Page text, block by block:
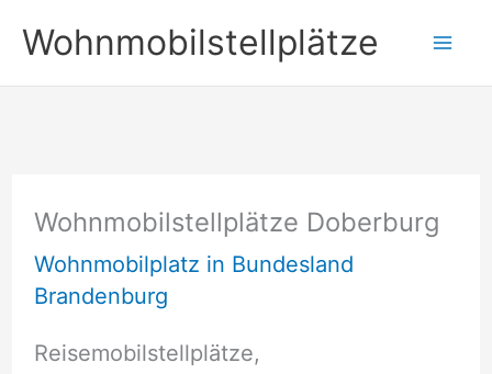
Inhalt
springen
Wohnmobilstellplätze
Wohnmobilstellplätze Doberburg
Wohnmobilplatz in Bundesland
Brandenburg
Reisemobilstellplätze,